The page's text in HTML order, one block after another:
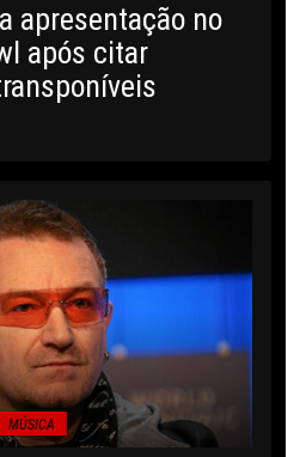
apresentação no
após citar
MÚSICA